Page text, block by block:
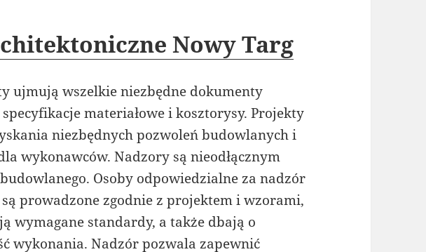
Nowy Targ
ujmują wszelkie niezbędne dokumenty
materiałowe i kosztorysy. Projekty
niezbędnych pozwoleń budowlanych i
wykonawców. Nadzory są nieodłącznym
Osoby odpowiedzialne za nadzór
prowadzone zgodnie z projektem i wzorami,
wymagane standardy, a także dbają o
wykonania. Nadzór pozwala zapewnić